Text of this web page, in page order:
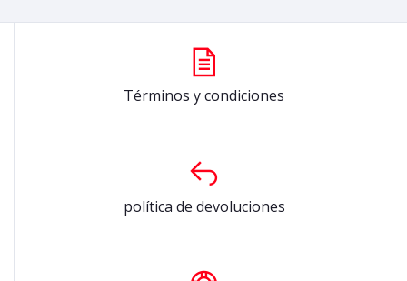
Términos y condiciones
política de devoluciones